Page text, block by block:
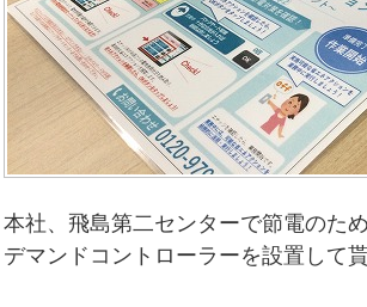
本社、飛島第二センターで節電のた
デマンドコントローラーを設置して